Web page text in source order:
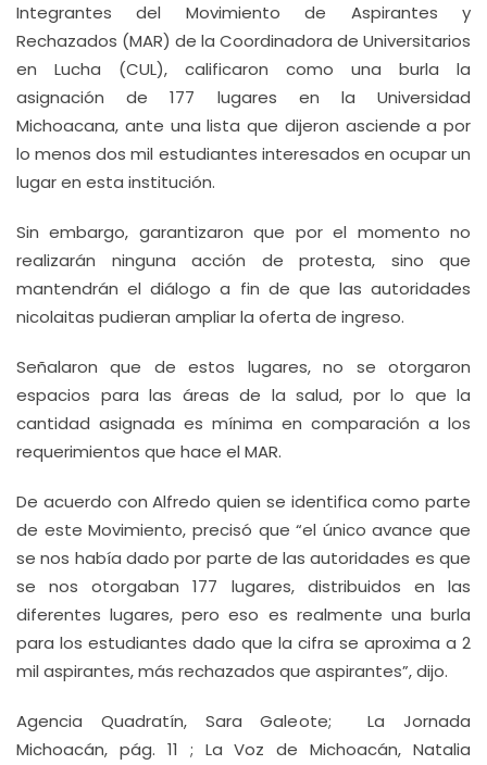
Integrantes del Movimiento de Aspirantes y
Rechazados (MAR) de la Coordinadora de Universitarios
en Lucha (CUL), calificaron como una burla la
asignación de 177 lugares en la Universidad
Michoacana, ante una lista que dijeron asciende a por
lo menos dos mil estudiantes interesados en ocupar un
lugar en esta institución.
Sin embargo, garantizaron que por el momento no
realizarán ninguna acción de protesta, sino que
mantendrán el diálogo a fin de que las autoridades
nicolaitas pudieran ampliar la oferta de ingreso.
Señalaron que de estos lugares, no se otorgaron
espacios para las áreas de la salud, por lo que la
cantidad asignada es mínima en comparación a los
requerimientos que hace el MAR.
De acuerdo con Alfredo quien se identifica como parte
de este Movimiento, precisó que “el único avance que
se nos había dado por parte de las autoridades es que
se nos otorgaban 177 lugares, distribuidos en las
diferentes lugares, pero eso es realmente una burla
para los estudiantes dado que la cifra se aproxima a 2
mil aspirantes, más rechazados que aspirantes”, dijo.
Agencia Quadratín, Sara Galeote; La Jornada
Michoacán, pág. 11 ; La Voz de Michoacán, Natalia